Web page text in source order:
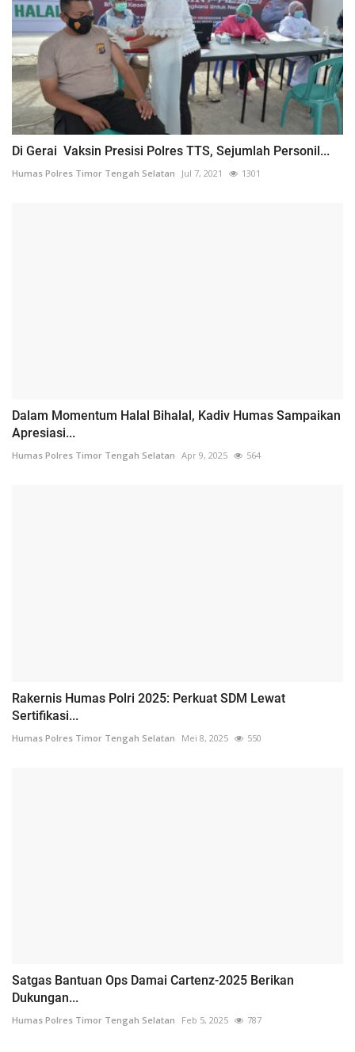
Di Gerai Vaksin Presisi Polres TTS, Sejumlah Personil...
Humas Polres Timor Tengah Selatan Jul 7, 2021 1301
Dalam Momentum Halal Bihalal, Kadiv Humas Sampaikan
Apresiasi...
Humas Polres Timor Tengah Selatan Apr 9, 2025 564
Rakernis Humas Polri 2025: Perkuat SDM Lewat
Sertifikasi...
Humas Polres Timor Tengah Selatan Mei 8, 2025 550
Satgas Bantuan Ops Damai Cartenz-2025 Berikan
Dukungan...
Humas Polres Timor Tengah Selatan Feb 5, 2025 787